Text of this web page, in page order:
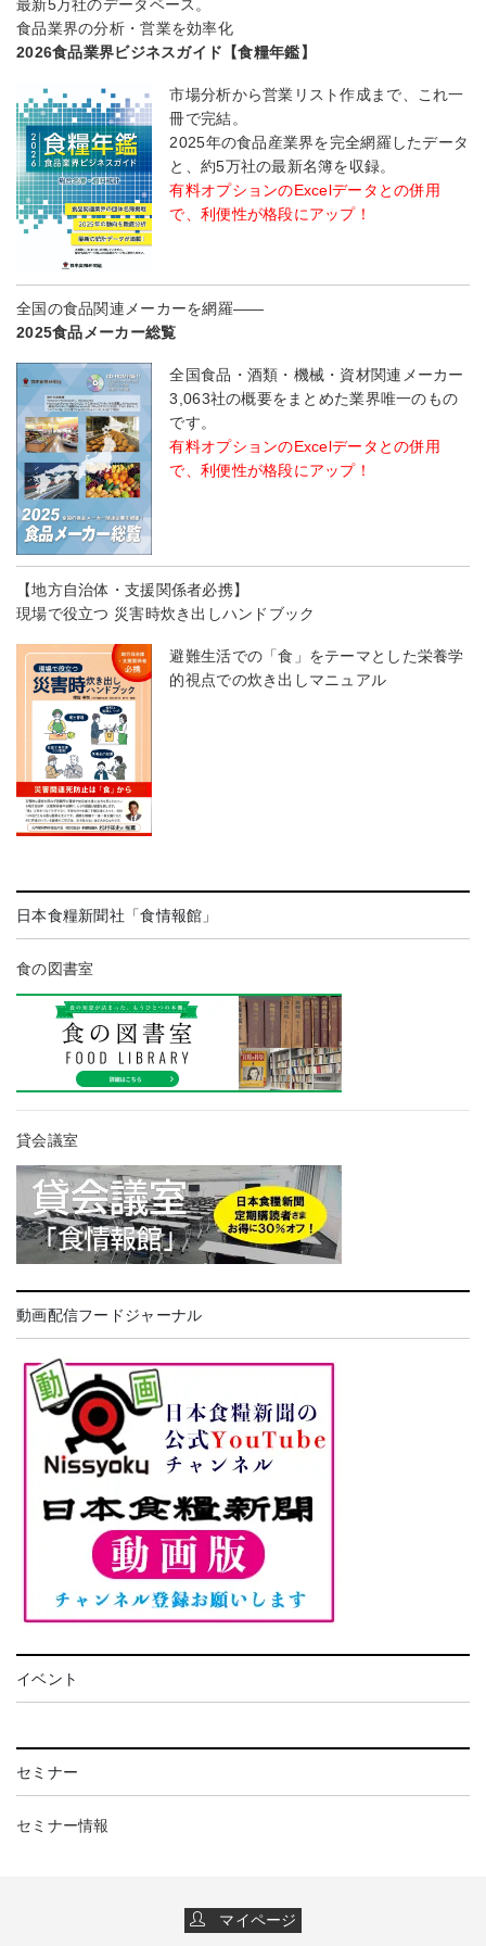
最新5万社のデータベース。
食品業界の分析・営業を効率化
2026食品業界ビジネスガイド【食糧年鑑】
市場分析から営業リスト作成まで、これ一
冊で完結。
2025年の食品産業界を完全網羅したデータ
と、約5万社の最新名簿を収録。
有料オプションのExcelデータとの併用
で、利便性が格段にアップ！
全国の食品関連メーカーを網羅――
2025食品メーカー総覧
全国食品・酒類・機械・資材関連メーカー
3,063社の概要をまとめた業界唯一のもの
です。
有料オプションのExcelデータとの併用
で、利便性が格段にアップ！
【地方自治体・支援関係者必携】
現場で役立つ 災害時炊き出しハンドブック
避難生活での「食」をテーマとした栄養学
的視点での炊き出しマニュアル
日本食糧新聞社「食情報館」
食の図書室
貸会議室
動画配信フードジャーナル
イベント
セミナー
セミナー情報
マイページ